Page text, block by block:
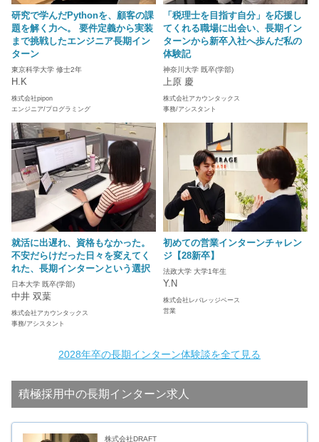
研究で学んだPythonを、顧客の課
題を解く力へ。 要件定義から実装
まで挑戦したエンジニア長期イン
ターン
東京科学大学 修士2年
H.K
株式会社pipon
エンジニア/プログラミング
「税理士を目指す自分」を応援し
てくれる職場に出会い、長期イン
ターンから新卒入社へ歩んだ私の
体験記
神奈川大学 既卒(学部)
上原 慶
株式会社アカウンタックス
事務/アシスタント
就活に出遅れ、資格もなかった。
不安だらけだった日々を変えてく
れた、長期インターンという選択
日本大学 既卒(学部)
中井 双葉
株式会社アカウンタックス
事務/アシスタント
初めての営業インターンチャレン
ジ【28新卒】
法政大学 大学1年生
Y.N
株式会社レバレッジベース
営業
2028年卒の長期インターン体験談を全て見る
積極採用中の長期インターン求人
株式会社DRAFT